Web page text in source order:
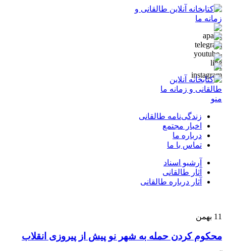
منو
زندگی‌نامه طالقانی
اخبار مجتمع
درباره ما
تماس با ما
آرشیو اسناد
آثار طالقانی
آثار درباره طالقانی
11 بهمن
محکوم کردن حمله به شهر نو پیش از پیروزی انقلاب